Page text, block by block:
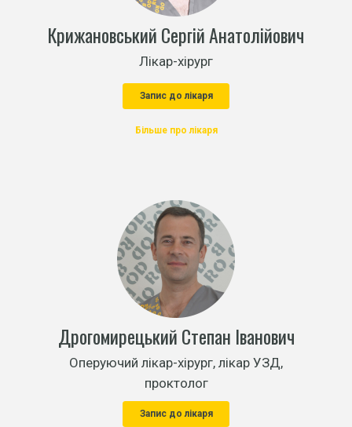
Крижановський Сергій Анатолійович
Лікар-хірург
Запис до лікаря
Більше про лікаря
Дрогомирецький Степан Іванович
Оперуючий лікар-хірург, лікар УЗД,
проктолог
Запис до лікаря